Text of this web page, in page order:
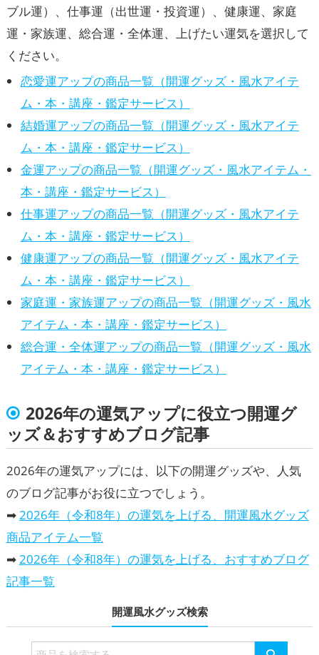
ブル運）、仕事運（出世運・投資運）、健康運、家庭
運・家族運、総合運・全体運、上げたい運気を選択して
ください。
恋愛運アップの商品一覧（開運グッズ・風水アイテ
ム・本・講座・鑑定サービス）
結婚運アップの商品一覧（開運グッズ・風水アイテ
ム・本・講座・鑑定サービス）
金運アップの商品一覧（開運グッズ・風水アイテム・
本・講座・鑑定サービス）
仕事運アップの商品一覧（開運グッズ・風水アイテ
ム・本・講座・鑑定サービス）
健康運アップの商品一覧（開運グッズ・風水アイテ
ム・本・講座・鑑定サービス）
家庭運・家族運アップの商品一覧（開運グッズ・風水
アイテム・本・講座・鑑定サービス）
総合運・全体運アップの商品一覧（開運グッズ・風水
アイテム・本・講座・鑑定サービス）
2026年の運気アップに役立つ開運グ
ッズ＆おすすめブログ記事
2026年の運気アップには、以下の開運グッズや、人気
のブログ記事がお役に立つでしょう。
➡2026年（令和8年）の運気を上げる、開運風水グッズ
商品アイテム一覧
➡2026年（令和8年）の運気を上げる、おすすめブログ
記事一覧
開運風水グッズ検索
検